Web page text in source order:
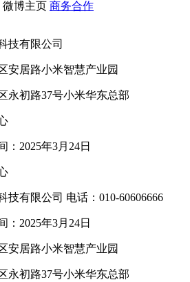
微博主页 商务合作
技有限公司
安居路小米智慧产业园
永初路37号小米华东总部
：2025年3月24日
技有限公司 电话：010-60606666
：2025年3月24日
安居路小米智慧产业园
永初路37号小米华东总部